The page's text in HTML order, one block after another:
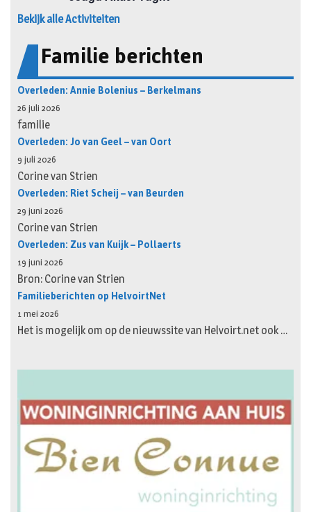
Bekijk alle Activiteiten
Familie berichten
Overleden: Annie Bolenius – Berkelmans
26 juli 2026
familie
Overleden: Jo van Geel – van Oort
9 juli 2026
Corine van Strien
Overleden: Riet Scheij – van Beurden
29 juni 2026
Corine van Strien
Overleden: Zus van Kuijk – Pollaerts
19 juni 2026
Bron: Corine van Strien
Familieberichten op HelvoirtNet
1 mei 2026
Het is mogelijk om op de nieuwssite van Helvoirt.net ook …